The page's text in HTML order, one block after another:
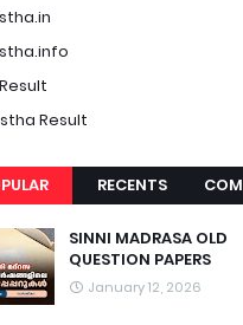
Result
RECENTS
SINNI MADRASA OLD
QUESTION PAPERS
January 12, 2026